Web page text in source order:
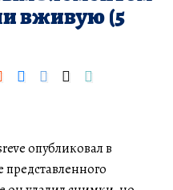
вживую (5
опубликовал в